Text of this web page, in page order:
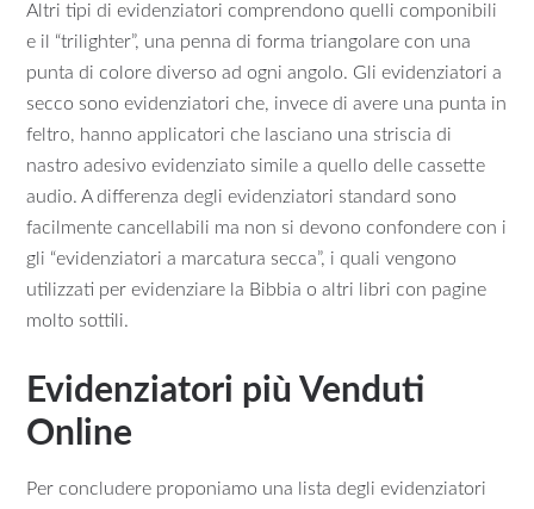
Altri tipi di evidenziatori comprendono quelli componibili
e il “trilighter”, una penna di forma triangolare con una
punta di colore diverso ad ogni angolo. Gli evidenziatori a
secco sono evidenziatori che, invece di avere una punta in
feltro, hanno applicatori che lasciano una striscia di
nastro adesivo evidenziato simile a quello delle cassette
audio. A differenza degli evidenziatori standard sono
facilmente cancellabili ma non si devono confondere con i
gli “evidenziatori a marcatura secca”, i quali vengono
utilizzati per evidenziare la Bibbia o altri libri con pagine
molto sottili.
Evidenziatori più Venduti
Online
Per concludere proponiamo una lista degli evidenziatori